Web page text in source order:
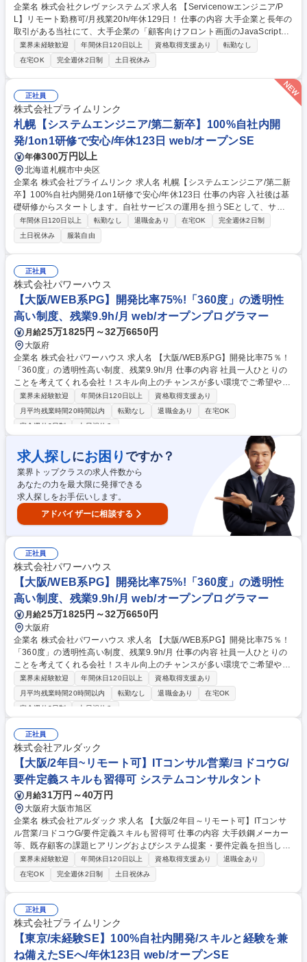
企業名 株式会社クレヴァシステムズ 求人名 【Servicenowエンジニア/P
L】リモート勤務可/月残業20h/年休129日！ 仕事の内容 大手企業と長年の
取引がある当社にて、大手企業の「顧客向けフロント画面のJavaScript開
発」や「API連携」などの開発案件のプロジェクトリーダーをお任せしま
す。 ・データベース（テーブル）の設計 ・ポータル画面（UI/UX）の作成
・ワークフロー（自動化ロジック）の構築 ・外部システムとの連携（API
開発） 【案件イメージ】IT企業向けSaaSプラットフォーム開発 ※案件詳
細は勤務条件備考欄に記載 募集職種 【Servicenowエンジニア/PL】リモ
ート勤務可/月残業20h/年休129日！
業界未経験歓迎 年間休日120日以上 資格取得支援あり
転勤なし
在宅OK
完全週休2日制 土日祝休み
正社員
株式会社プライムリンク
札幌【システムエンジニア/第二新卒】100%自社内開
発/1on1研修で安心/年休123日 web/オープンSE
年俸300万円以上
北海道札幌市中央区
企業名 株式会社プライムリンク 求人名 札幌【システムエンジニア/第二新
卒】100%自社内開発/1on1研修で安心/年休123日 仕事の内容 入社後は基
礎研修からスタートします。自社サービスの運用を担うSEとして、サー
ビス向上を図るための企画、設計、実装から販促まで、適性に応じたプロ
ジェクトで実務経験を積んでいただきます。 【取引先】大手アミューズメ
ント企業、コンサルティングファーム等と直接取引をしています！ 《未経
験からのキャリアパス》 （例）未経験入社→研修→プログラム開発→設
計・客先同行→昇格 ★先輩社員が１on1で伴走しながら手厚くフォローし
ます。「楽しむこと」「しんどいを作らない」ために自身で目標を設定し
ていただきます。 募集職種 札幌【システムエンジニア/第二新卒】100%
自社内開発/1on1研修で安心/年休123日
年間休日120日以上 転勤なし 退職金あり 在宅OK
完全週休2日制
土日祝休み
服装自由
正社員
株式会社パワーハウス
【大阪/WEB系PG】開発比率75%!「360度」の透明性
高い制度、残業9.9h/月 web/オープンプログラマー
月給25万1825円～32万6650円
大阪府
企業名 株式会社パワーハウス 求人名 【大阪/WEB系PG】開発比率75％！
「360度」の透明性高い制度、残業9.9h/月 仕事の内容 社員一人ひとりの
ことを考えてくれる会社！スキル向上のチャンスが多い環境でご希望や実
績に応じて、上流工程や管理業務も経験可能です。 直近の業務割合や作業
割合は必要な能力・経験に記載の通り。 ■案件：電力、流通/販売、保険/
金融業向けの業務系ソフトウェア開発 ・例：大手デベロッパーグループ企
定義、基本設計、詳細設計、製造～結合テスト） 【キャリア】大阪本社の
エンジニアのうち60%以上がSEクラス以上。ご経験に応じたフォロー体
制や、上流/管理業務など適性や希望に応じたキャリア提示可能な環境。
募集職種 【大阪/WEB系PG】開発比率75％！「360度」の透明性高い制
度、残業9.9h/月
業界未経験歓迎 年間休日120日以上
資格取得支援あり
月平均残業時間20時間以内
転勤なし 退職金あり
在宅OK
完全週休2日制
土日祝休み
求人探しにお困り ですか？
業界トップクラスの求人件数から
あなたの力を最大限に発揮できる
求人探しをお手伝いします。
アドバイザーに相談する
正社員
株式会社パワーハウス
【大阪/WEB系PG】開発比率75%!「360度」の透明性
高い制度、残業9.9h/月 web/オープンプログラマー
月給25万1825円～32万6650円
大阪府
企業名 株式会社パワーハウス 求人名 【大阪/WEB系PG】開発比率75％！
「360度」の透明性高い制度、残業9.9h/月 仕事の内容 社員一人ひとりの
ことを考えてくれる会社！スキル向上のチャンスが多い環境でご希望や実
績に応じて、上流工程や管理業務も経験可能です。 直近の業務割合や作業
割合は必要な能力・経験に記載の通り。 ■案件：電力、流通/販売、保険/
金融業向けの業務系ソフトウェア開発 ・例：大手デベロッパーグループ企
定義、基本設計、詳細設計、製造～結合テスト） 【キャリア】大阪本社の
エンジニアのうち60%以上がSEクラス以上。ご経験に応じたフォロー体
制や、上流/管理業務など適性や希望に応じたキャリア提示可能な環境。
募集職種 【大阪/WEB系PG】開発比率75％！「360度」の透明性高い制
度、残業9.9h/月
業界未経験歓迎 年間休日120日以上
資格取得支援あり
月平均残業時間20時間以内
転勤なし 退職金あり
在宅OK
完全週休2日制
土日祝休み
正社員
株式会社アルダック
【大阪/2年目~リモート可】ITコンサル営業/ヨドコウG/
要件定義スキルも習得可 システムコンサルタント
月給31万円～40万円
大阪府大阪市旭区
企業名 株式会社アルダック 求人名 【大阪/2年目～リモート可】ITコンサ
ル営業/ヨドコウG/要件定義スキルも習得可 仕事の内容 大手鉄鋼メーカー
等、既存顧客の課題ヒアリングおよびシステム提案・要件定義を担当しま
す。社内エンジニアのサポートのもと、技術的知見を深めながらITコンサ
ルタントとしてのキャリアを築ける環境です。 既存顧客（製造業メイン）
への定期訪問・ニーズヒアリングからスタート。案件化後は社内エンジニ
アと同席し、AI活用やクラウド移行等の提案を行います。 【サポート体
制】自社エンジニアが技術的バックアップを行うため、最初から高度な開
発知識は不要です。顧客の課題解決に向けた関係構築と折衝業務に専念し
つつ、徐々に要件定義などの上流工程スキルを身につけていくことが可能
です。 募集職種 【大阪/2年目～リモート可】ITコンサル営業/ヨドコウG/
要件定義スキルも習得可
業界未経験歓迎 年間休日120日以上 資格取得支援あり
退職金あり
在宅OK
完全週休2日制 土日祝休み
正社員
株式会社プライムリンク
【東京/未経験SE】100%自社内開発/スキルと経験を兼
ね備えたSEへ/年休123日 web/オープンSE